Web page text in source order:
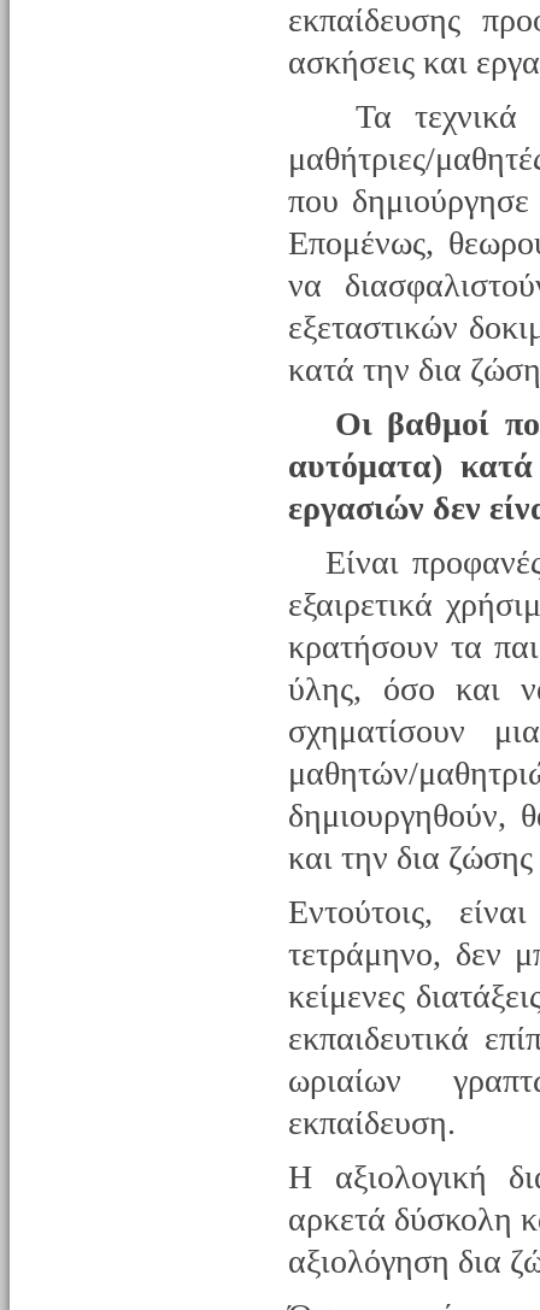
εκπαίδευσης
ασκήσεις και
Τα τεχνικά
μαθήτριες/
που
Επομένως,
να
εξεταστικών
κατά την δια
Οι βαθμοί
αυτόματα)
εργασιών δεν
Είναι
εξαιρετικά
κρατήσουν τα
ύλης, όσο και
σχηματίσουν
μαθητών/
δημιουργηθούν,
και την δια
Εντούτοις,
τετράμηνο, δεν
κείμενες
εκπαιδευτικά
ωριαίων
εκπαίδευση.
Η αξιολογική
αρκετά δύσκολη
αξιολόγηση δια